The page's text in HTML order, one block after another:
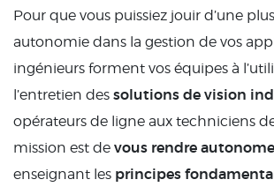
Pour que vous puissiez jouir d’une
autonomie dans la gestion de vos
ingénieurs forment vos équipes à
l’entretien des solutions de vision
opérateurs de ligne aux techniciens
mission est de vous rendre
enseignant les principes